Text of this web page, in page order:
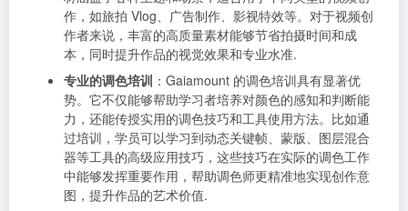
作，如旅拍 Vlog、广告制作、影视特效等。对于视频创
作者来说，丰富的高质量素材能够节省拍摄时间和成
本，同时提升作品的视觉效果和专业水准.
专业的调色培训 ：Gaiamount 的调色培训具有显著优
势。它不仅能够帮助学习者培养对颜色的感知和判断能
力，还能传授实用的调色技巧和工具使用方法。比如通
过培训，学员可以学习到动态关键帧、蒙版、图层混合
器等工具的高级应用技巧，这些技巧在实际的调色工作
中能够发挥重要作用，帮助调色师更精准地实现创作意
图，提升作品的艺术价值.